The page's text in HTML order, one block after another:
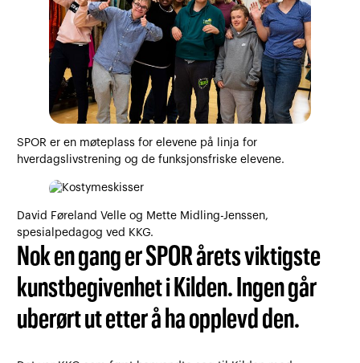
SPOR er en møteplass for elevene på linja for
hverdagslivstrening og de funksjonsfriske elevene.
David Føreland Velle og Mette Midling-Jenssen,
spesialpedagog ved KKG.
Nok en gang er SPOR årets viktigste
kunstbegivenhet i Kilden. Ingen går
uberørt ut etter å ha opplevd den.